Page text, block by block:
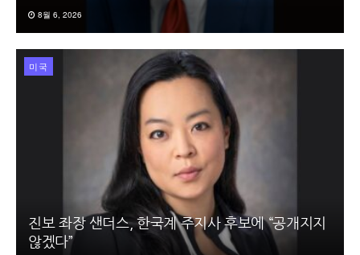
8월 6, 2026
미국
진보 좌장 샌더스, 한국계 주지사 후보에 “공개지지
않겠다”